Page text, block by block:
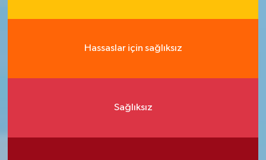
Hassaslar için sağlıksız
Sağlıksız